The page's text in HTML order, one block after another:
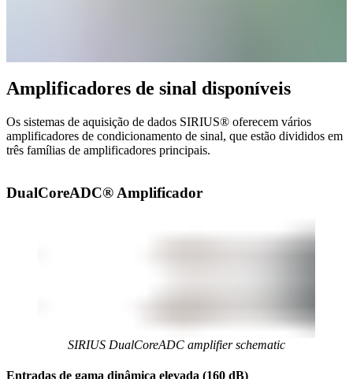
Amplificadores de sinal disponíveis
Os sistemas de aquisição de dados SIRIUS® oferecem vários
amplificadores de condicionamento de sinal, que estão divididos em
três famílias de amplificadores principais.
DualCoreADC®Amplificador
SIRIUS DualCoreADC amplifier schematic
Entradas de gama dinâmica elevada (160 dB)